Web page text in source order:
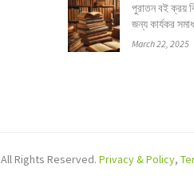
পুরাতন বই ক্রয়
জন্য কার্যকর
March 22, 2025
All Rights Reserved. Privacy & Policy,